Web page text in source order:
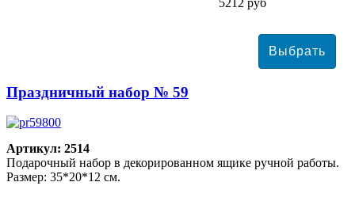
5212 руб
Праздничный набор № 59
Артикул: 2514
Подарочный набор в декорированном ящике ручной работы.
Размер: 35*20*12 см.